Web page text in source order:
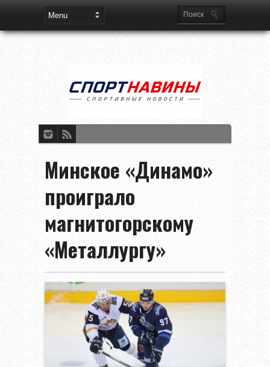
Минское «Динамо»
проиграло
магнитогорскому
«Металлургу»